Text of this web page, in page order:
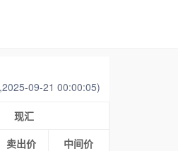
09-21 00:00:05)
现汇
卖出价
中间价